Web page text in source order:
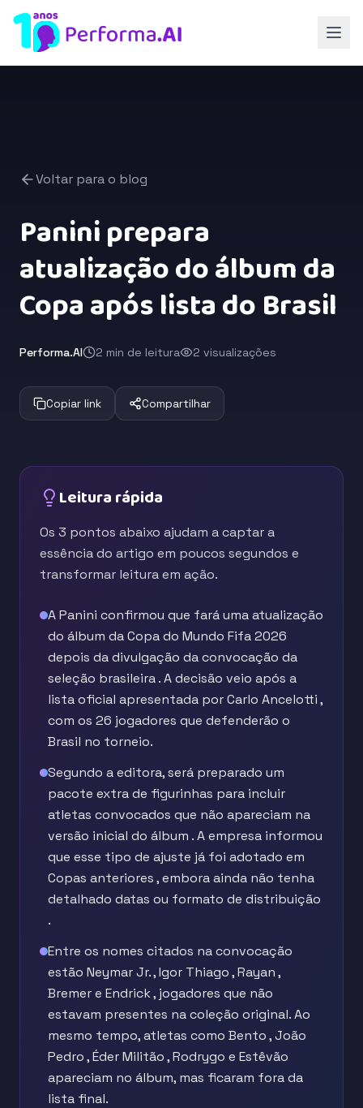
Voltar para o blog
Panini prepara
atualização do álbum da
Copa após lista do Brasil
Performa.AI 2 min de leitura 2 visualizações
Copiar link Compartilhar
Leitura rápida
Os 3 pontos abaixo ajudam a captar a
essência do artigo em poucos segundos e
transformar leitura em ação.
A Panini confirmou que fará uma atualização
do álbum da Copa do Mundo Fifa 2026
depois da divulgação da convocação da
seleção brasileira . A decisão veio após a
lista oficial apresentada por Carlo Ancelotti ,
com os 26 jogadores que defenderão o
Brasil no torneio.
Segundo a editora, será preparado um
pacote extra de figurinhas para incluir
atletas convocados que não apareciam na
versão inicial do álbum . A empresa informou
que esse tipo de ajuste já foi adotado em
Copas anteriores , embora ainda não tenha
detalhado datas ou formato de distribuição
.
Entre os nomes citados na convocação
estão Neymar Jr. , Igor Thiago , Rayan ,
Bremer e Endrick , jogadores que não
estavam presentes na coleção original. Ao
mesmo tempo, atletas como Bento , João
Pedro , Éder Militão , Rodrygo e Estêvão
apareciam no álbum, mas ficaram fora da
lista final.